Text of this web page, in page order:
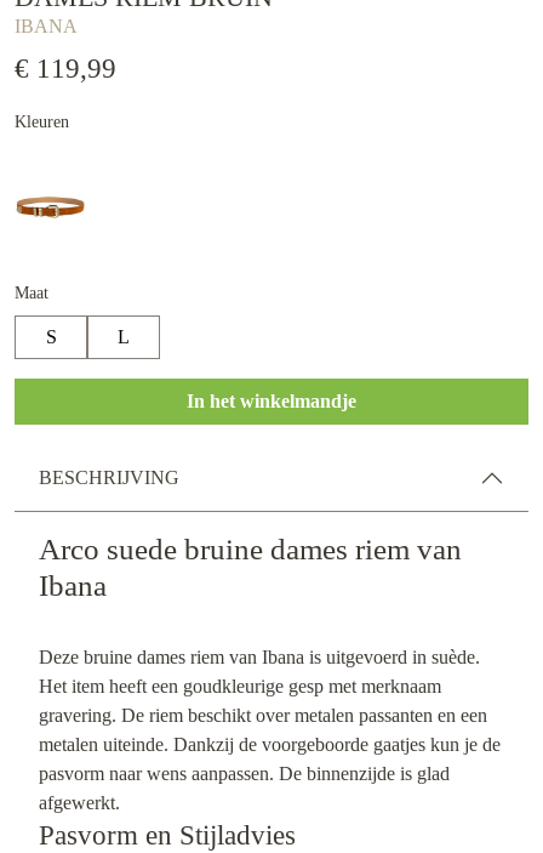
IBANA
€ 119,99
Kleuren
Maat
S L
In het winkelmandje
BESCHRIJVING
Arco suede bruine dames riem van
Ibana
Deze bruine dames riem van Ibana is uitgevoerd in suède.
Het item heeft een goudkleurige gesp met merknaam
gravering. De riem beschikt over metalen passanten en een
metalen uiteinde. Dankzij de voorgeboorde gaatjes kun je de
pasvorm naar wens aanpassen. De binnenzijde is glad
afgewerkt.
Pasvorm en Stijladvies